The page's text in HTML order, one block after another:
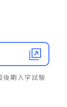
後期入学試験